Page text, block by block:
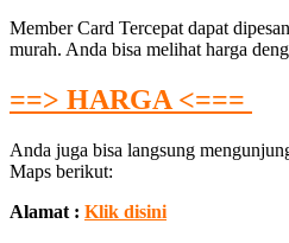
Member Card Tercepat dapat
murah. Anda bisa melihat harga
==> HARGA <===
Anda juga bisa langsung
Maps berikut:
Alamat : Klik disini